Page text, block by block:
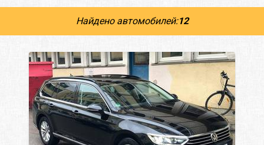
Найдено автомобилей:12